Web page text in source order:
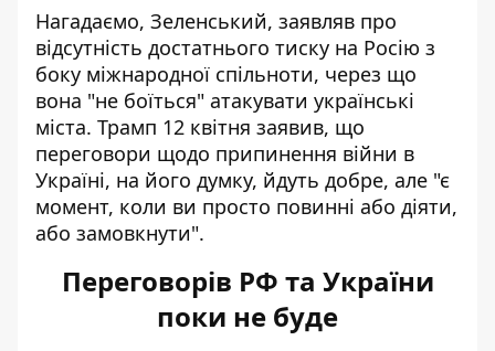
Нагадаємо, Зеленський, заявляв про
відсутність достатнього тиску на Росію з
боку міжнародної спільноти, через що
вона "не боїться" атакувати українські
міста. Трамп 12 квітня заявив, що
переговори щодо припинення війни в
Україні, на його думку, йдуть добре, але "є
момент, коли ви просто повинні або діяти,
або замовкнути".
Переговорів РФ та України
поки не буде